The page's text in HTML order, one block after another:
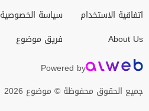
اتفاقية الاستخدام
About Us
سياسة الخصوصية
فريق موضوع
Powered by
جميع الحقوق محفوظة © موضوع 2026